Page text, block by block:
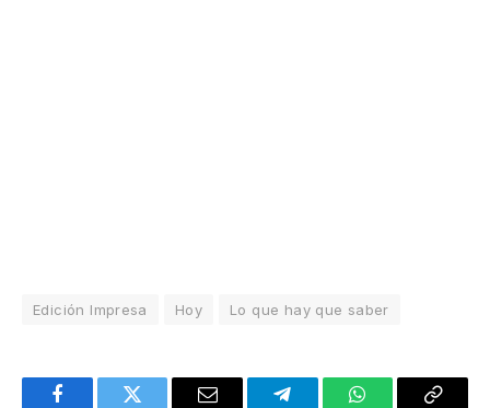
Edición Impresa Hoy Lo que hay que saber